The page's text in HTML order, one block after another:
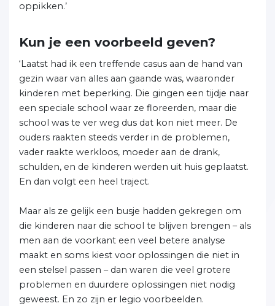
oppikken.’
Kun je een voorbeeld geven?
‘Laatst had ik een treffende casus aan de hand van
gezin waar van alles aan gaande was, waaronder
kinderen met beperking. Die gingen een tijdje naar
een speciale school waar ze floreerden, maar die
school was te ver weg dus dat kon niet meer. De
ouders raakten steeds verder in de problemen,
vader raakte werkloos, moeder aan de drank,
schulden, en de kinderen werden uit huis geplaatst.
En dan volgt een heel traject.
Maar als ze gelijk een busje hadden gekregen om
die kinderen naar die school te blijven brengen – als
men aan de voorkant een veel betere analyse
maakt en soms kiest voor oplossingen die niet in
een stelsel passen – dan waren die veel grotere
problemen en duurdere oplossingen niet nodig
geweest. En zo zijn er legio voorbeelden.